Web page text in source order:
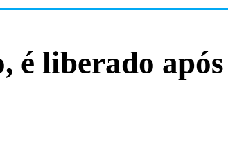
é liberado após